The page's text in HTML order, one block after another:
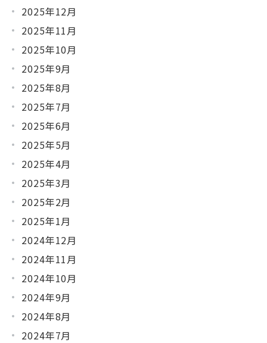
2025年12月
2025年11月
2025年10月
2025年9月
2025年8月
2025年7月
2025年6月
2025年5月
2025年4月
2025年3月
2025年2月
2025年1月
2024年12月
2024年11月
2024年10月
2024年9月
2024年8月
2024年7月